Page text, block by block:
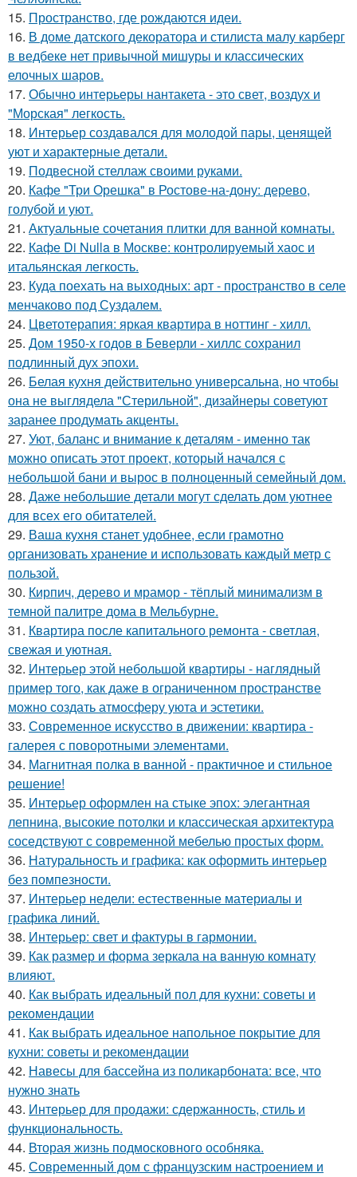
15. Пространство, где рождаются идеи.
16. В доме датского декоратора и стилиста малу карберг
в ведбеке нет привычной мишуры и классических
елочных шаров.
17. Обычно интерьеры нантакета - это свет, воздух и
"Морская" легкость.
18. Интерьер создавался для молодой пары, ценящей
уют и характерные детали.
19. Подвесной стеллаж своими руками.
20. Кафе "Три Орешка" в Ростове-на-дону: дерево,
голубой и уют.
21. Актуальные сочетания плитки для ванной комнаты.
22. Кафе Di Nulla в Москве: контролируемый хаос и
итальянская легкость.
23. Куда поехать на выходных: арт - пространство в селе
менчаково под Суздалем.
24. Цветотерапия: яркая квартира в ноттинг - хилл.
25. Дом 1950-х годов в Беверли - хиллс сохранил
подлинный дух эпохи.
26. Белая кухня действительно универсальна, но чтобы
она не выглядела "Стерильной", дизайнеры советуют
заранее продумать акценты.
27. Уют, баланс и внимание к деталям - именно так
можно описать этот проект, который начался с
небольшой бани и вырос в полноценный семейный дом.
28. Даже небольшие детали могут сделать дом уютнее
для всех его обитателей.
29. Ваша кухня станет удобнее, если грамотно
организовать хранение и использовать каждый метр с
пользой.
30. Кирпич, дерево и мрамор - тёплый минимализм в
темной палитре дома в Мельбурне.
31. Квартира после капитального ремонта - светлая,
свежая и уютная.
32. Интерьер этой небольшой квартиры - наглядный
пример того, как даже в ограниченном пространстве
можно создать атмосферу уюта и эстетики.
33. Современное искусство в движении: квартира -
галерея с поворотными элементами.
34. Магнитная полка в ванной - практичное и стильное
решение!
35. Интерьер оформлен на стыке эпох: элегантная
лепнина, высокие потолки и классическая архитектура
соседствуют с современной мебелью простых форм.
36. Натуральность и графика: как оформить интерьер
без помпезности.
37. Интерьер недели: естественные материалы и
графика линий.
38. Интерьер: свет и фактуры в гармонии.
39. Как размер и форма зеркала на ванную комнату
влияют.
40. Как выбрать идеальный пол для кухни: советы и
рекомендации
41. Как выбрать идеальное напольное покрытие для
кухни: советы и рекомендации
42. Навесы для бассейна из поликарбоната: все, что
нужно знать
43. Интерьер для продажи: сдержанность, стиль и
функциональность.
44. Вторая жизнь подмосковного особняка.
45. Современный дом с французским настроением и